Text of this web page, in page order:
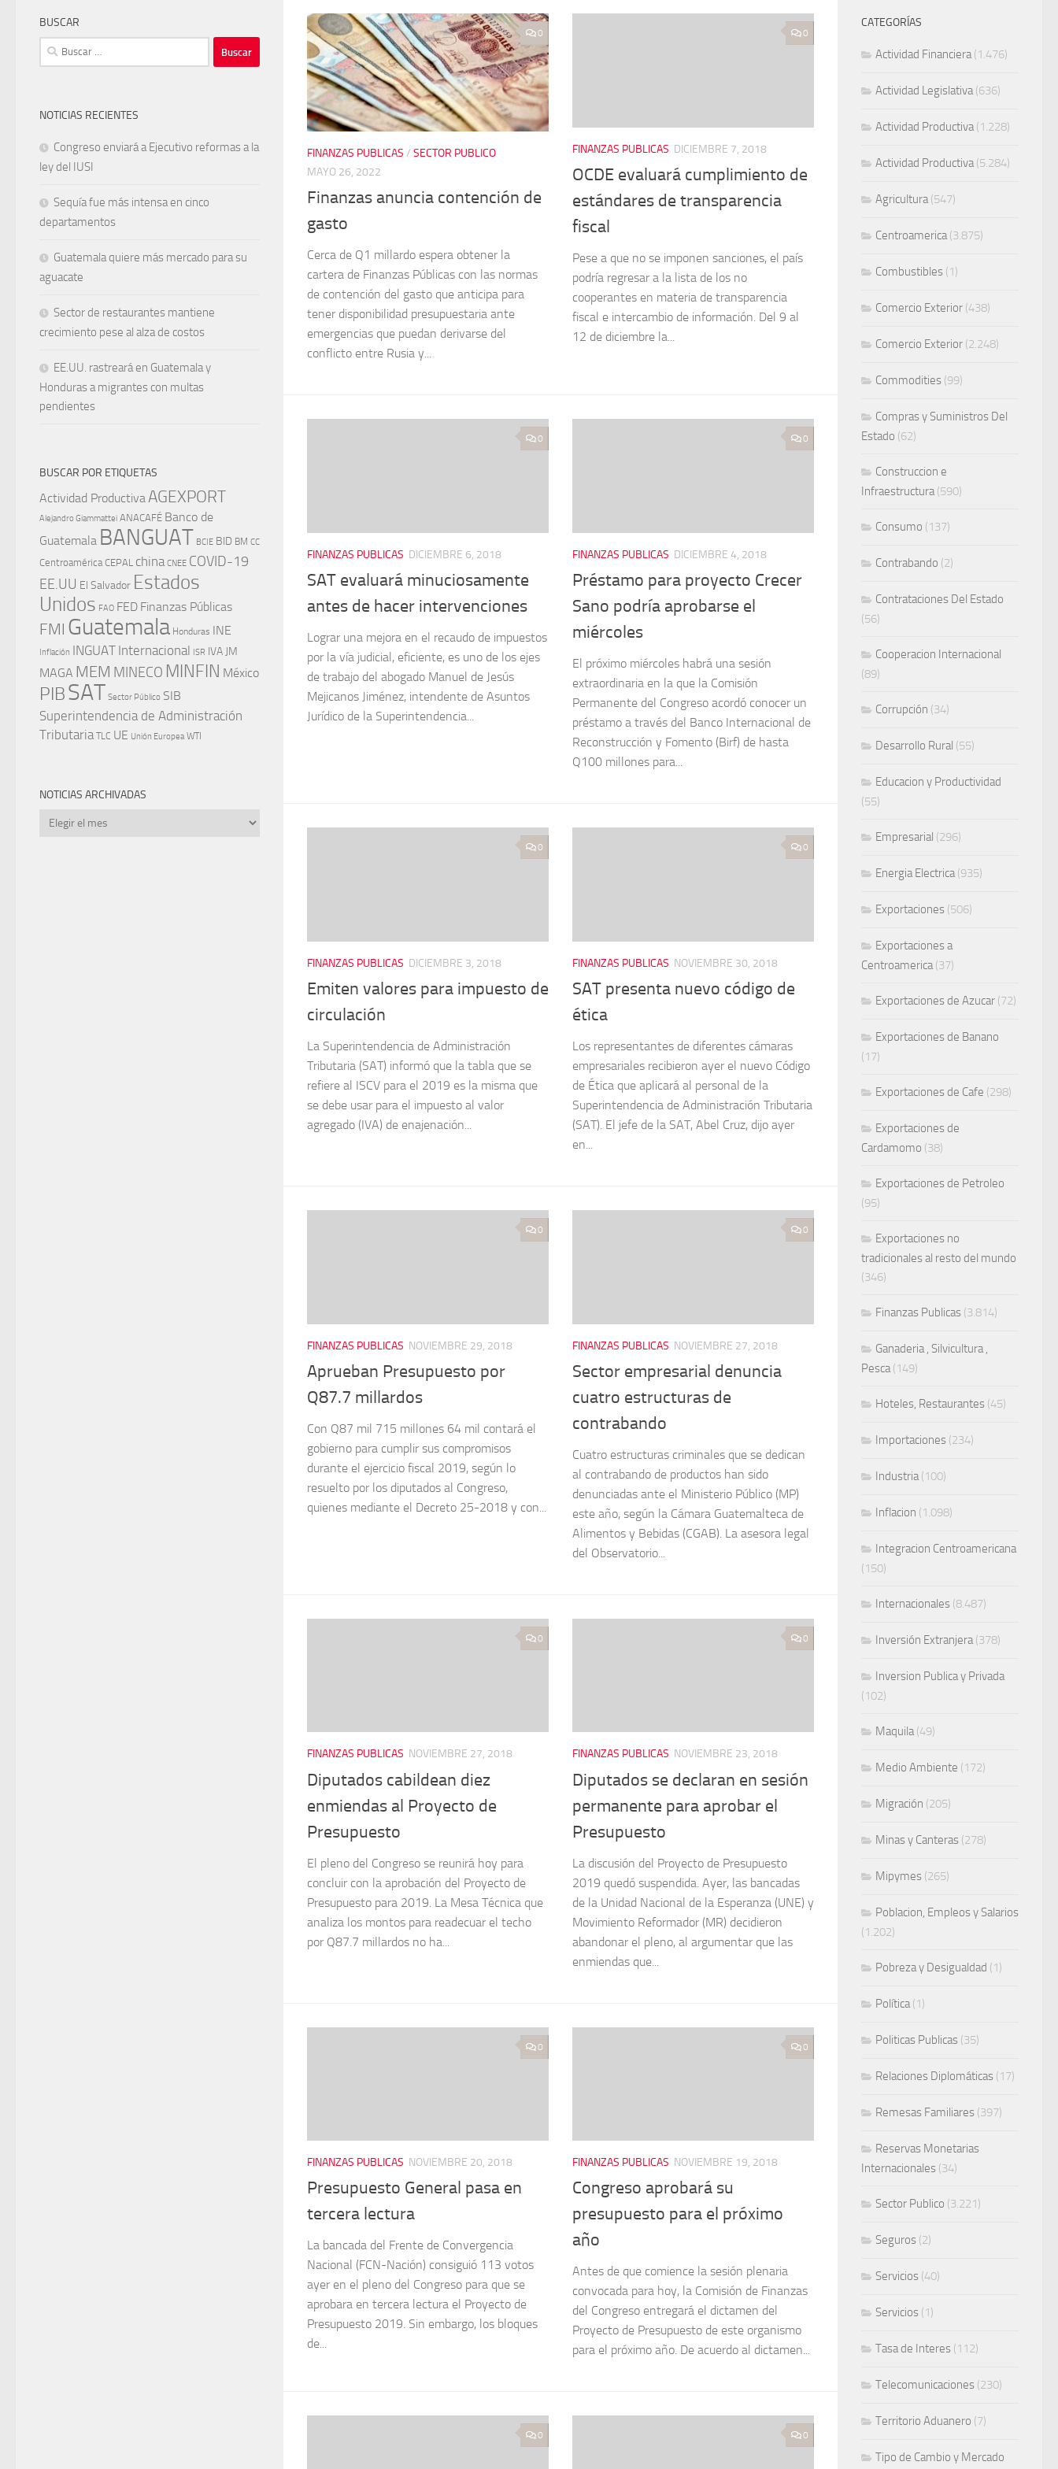
0
FINANZAS PUBLICAS / SECTOR PUBLICO
MAYO 26, 2022
Finanzas anuncia contención de
gasto
Cerca de Q1 millardo espera obtener la
cartera de Finanzas Públicas con las normas
de contención del gasto que anticipa para
tener disponibilidad presupuestaria ante
emergencias que puedan derivarse del
conflicto entre Rusia y...
0
FINANZAS PUBLICAS DICIEMBRE 7, 2018
OCDE evaluará cumplimiento de
estándares de transparencia
fiscal
Pese a que no se imponen sanciones, el país
podría regresar a la lista de los no
cooperantes en materia de transparencia
fiscal e intercambio de información. Del 9 al
12 de diciembre la...
0
FINANZAS PUBLICAS DICIEMBRE 6, 2018
SAT evaluará minuciosamente
antes de hacer intervenciones
Lograr una mejora en el recaudo de impuestos
por la vía judicial, eficiente, es uno de los ejes
de trabajo del abogado Manuel de Jesús
Mejicanos Jiménez, intendente de Asuntos
Jurídico de la Superintendencia...
0
FINANZAS PUBLICAS DICIEMBRE 4, 2018
Préstamo para proyecto Crecer
Sano podría aprobarse el
miércoles
El próximo miércoles habrá una sesión
extraordinaria en la que la Comisión
Permanente del Congreso acordó conocer un
préstamo a través del Banco Internacional de
Reconstrucción y Fomento (Birf) de hasta
Q100 millones para...
0
FINANZAS PUBLICAS DICIEMBRE 3, 2018
Emiten valores para impuesto de
circulación
La Superintendencia de Administración
Tributaria (SAT) informó que la tabla que se
refiere al ISCV para el 2019 es la misma que
se debe usar para el impuesto al valor
agregado (IVA) de enajenación...
0
FINANZAS PUBLICAS NOVIEMBRE 30, 2018
SAT presenta nuevo código de
ética
Los representantes de diferentes cámaras
empresariales recibieron ayer el nuevo Código
de Ética que aplicará al personal de la
Superintendencia de Administración Tributaria
(SAT). El jefe de la SAT, Abel Cruz, dijo ayer
en...
0
FINANZAS PUBLICAS NOVIEMBRE 29, 2018
Aprueban Presupuesto por
Q87.7 millardos
Con Q87 mil 715 millones 64 mil contará el
gobierno para cumplir sus compromisos
durante el ejercicio fiscal 2019, según lo
resuelto por los diputados al Congreso,
quienes mediante el Decreto 25-2018 y con...
0
FINANZAS PUBLICAS NOVIEMBRE 27, 2018
Sector empresarial denuncia
cuatro estructuras de
contrabando
Cuatro estructuras criminales que se dedican
al contrabando de productos han sido
denunciadas ante el Ministerio Público (MP)
este año, según la Cámara Guatemalteca de
Alimentos y Bebidas (CGAB). La asesora legal
del Observatorio...
0
FINANZAS PUBLICAS NOVIEMBRE 27, 2018
Diputados cabildean diez
enmiendas al Proyecto de
Presupuesto
El pleno del Congreso se reunirá hoy para
concluir con la aprobación del Proyecto de
Presupuesto para 2019. La Mesa Técnica que
analiza los montos para readecuar el techo
por Q87.7 millardos no ha...
0
FINANZAS PUBLICAS NOVIEMBRE 23, 2018
Diputados se declaran en sesión
permanente para aprobar el
Presupuesto
La discusión del Proyecto de Presupuesto
2019 quedó suspendida. Ayer, las bancadas
de la Unidad Nacional de la Esperanza (UNE) y
Movimiento Reformador (MR) decidieron
abandonar el pleno, al argumentar que las
enmiendas que...
0
FINANZAS PUBLICAS NOVIEMBRE 20, 2018
Presupuesto General pasa en
tercera lectura
La bancada del Frente de Convergencia
Nacional (FCN-Nación) consiguió 113 votos
ayer en el pleno del Congreso para que se
aprobara en tercera lectura el Proyecto de
Presupuesto 2019. Sin embargo, los bloques
de...
0
FINANZAS PUBLICAS NOVIEMBRE 19, 2018
Congreso aprobará su
presupuesto para el próximo
año
Antes de que comience la sesión plenaria
convocada para hoy, la Comisión de Finanzas
del Congreso entregará el dictamen del
Proyecto de Presupuesto de este organismo
para el próximo año. De acuerdo al dictamen...
0 0
BUSCAR
Buscar:
NOTICIAS RECIENTES
Congreso enviará a Ejecutivo reformas a la
ley del IUSI
Sequía fue más intensa en cinco
departamentos
Guatemala quiere más mercado para su
aguacate
Sector de restaurantes mantiene
crecimiento pese al alza de costos
EE.UU. rastreará en Guatemala y
Honduras a migrantes con multas
pendientes
BUSCAR POR ETIQUETAS
Actividad ProductivaAGEXPORT
Alejandro Giammattei ANACAFÉ Banco de
Guatemala BANGUAT BCIE BID BM CC
Centroamérica CEPAL china CNEE COVID-19
EE.UU El Salvador Estados
Unidos FAO FED Finanzas Públicas
FMI Guatemala Honduras INE
Inflación INGUAT Internacional ISR IVA JM
MAGA MEM MINECO MINFIN México
PIBSAT Sector Público SIB
Superintendencia de Administración
Tributaria TLC UE Unión Europea WTI
NOTICIAS ARCHIVADAS
Noticias
CATEGORÍAS
Actividad Financiera(1.476)
Actividad Legislativa(636)
Actividad Productiva(1.228)
Actividad Productiva(5.284)
Agricultura(547)
Centroamerica(3.875)
Combustibles (1)
Comercio Exterior (438)
Comercio Exterior (2.248)
Commodities (99)
Compras y Suministros Del
Estado (62)
Construccion e
Infraestructura(590)
Consumo (137)
Contrabando (2)
Contrataciones Del Estado
(56)
Cooperacion Internacional
(89)
Corrupción (34)
Desarrollo Rural (55)
Educacion y Productividad
(55)
Empresarial (296)
Energia Electrica(935)
Exportaciones (506)
Exportaciones a
Centroamerica(37)
Exportaciones de Azucar (72)
Exportaciones de Banano
(17)
Exportaciones de Cafe (298)
Exportaciones de
Cardamomo (38)
Exportaciones de Petroleo
(95)
Exportaciones no
tradicionales al resto del mundo
(346)
Finanzas Publicas (3.814)
Ganaderia , Silvicultura ,
Pesca(149)
Hoteles, Restaurantes (45)
Importaciones (234)
Industria(100)
Inflacion (1.098)
Integracion Centroamericana
(150)
Internacionales (8.487)
Inversión Extranjera(378)
Inversion Publica y Privada
(102)
Maquila(49)
Medio Ambiente (172)
Migración (205)
Minas y Canteras (278)
Mipymes (265)
Poblacion, Empleos y Salarios
(1.202)
Pobreza y Desigualdad (1)
Política(1)
Politicas Publicas (35)
Relaciones Diplomáticas (17)
Remesas Familiares (397)
Reservas Monetarias
Internacionales (34)
Sector Publico (3.221)
Seguros (2)
Servicios (40)
Servicios (1)
Tasa de Interes (112)
Telecomunicaciones (230)
Territorio Aduanero (7)
Tipo de Cambio y Mercado